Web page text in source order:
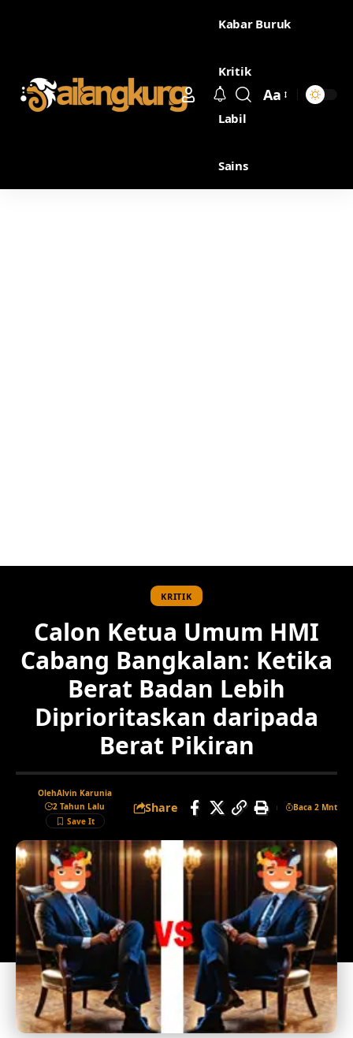
Kabar Buruk
Kritik
Labil
Sains
Aa
KRITIK
Calon Ketua Umum HMI
Cabang Bangkalan: Ketika
Berat Badan Lebih
Diprioritaskan daripada
Berat Pikiran
OlehAlvin Karunia
2 Tahun Lalu
Share Baca 2 Mnt